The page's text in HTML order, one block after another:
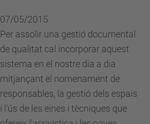
07/05/2015
Per assolir una gestió documental
de qualitat cal incorporar aquest
sistema en el nostre dia a dia
mitjançant el nomenament de
responsables, la gestió dels espais
i l'ús de les eines i tècniques que